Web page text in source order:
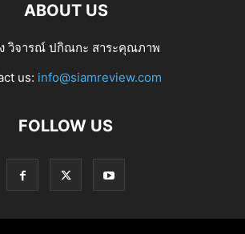
ABOUT US
วิจารณ์ ปกิณกะ สาระคุณภาพ
us: info@siamreview.com
FOLLOW US